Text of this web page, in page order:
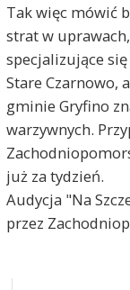
Tak więc mówić
strat w
specjalizujące
Stare Czarnowo,
gminie Gryfino
warzywnych.
już za tydzień.
Audycja "Na
przez